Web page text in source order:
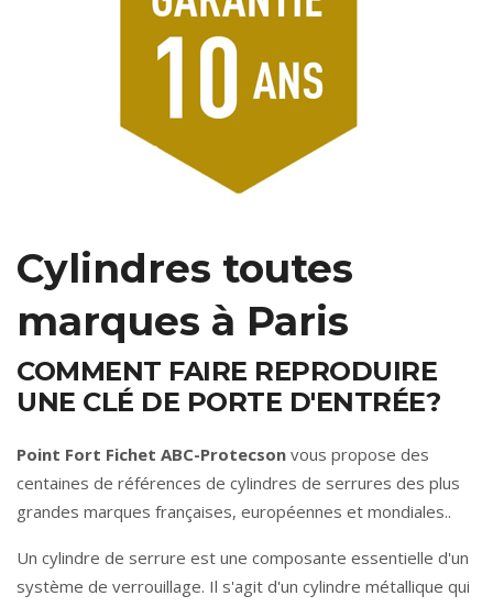
Cylindres toutes
marques à Paris
COMMENT FAIRE REPRODUIRE
UNE CLÉ DE PORTE D'ENTRÉE?
Point Fort Fichet ABC-Protecson vous propose des
centaines de références de cylindres de serrures des plus
grandes marques françaises, européennes et mondiales..
Un cylindre de serrure est une composante essentielle d'un
système de verrouillage. Il s'agit d'un cylindre métallique qui